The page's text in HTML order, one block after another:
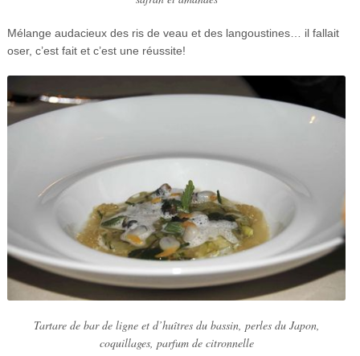
Mélange audacieux des ris de veau et des langoustines… il fallait
oser, c’est fait et c’est une réussite!
Tartare de bar de ligne et d’huîtres du bassin, perles du Japon,
coquillages, parfum de citronnelle